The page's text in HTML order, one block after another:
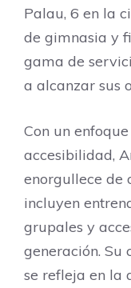
Palau, 6 en la
de gimnasia y
gama de
a alcanzar sus
Con un
accesibilidad,
enorgullece de
incluyen
grupales y
generación. Su
se refleja en la